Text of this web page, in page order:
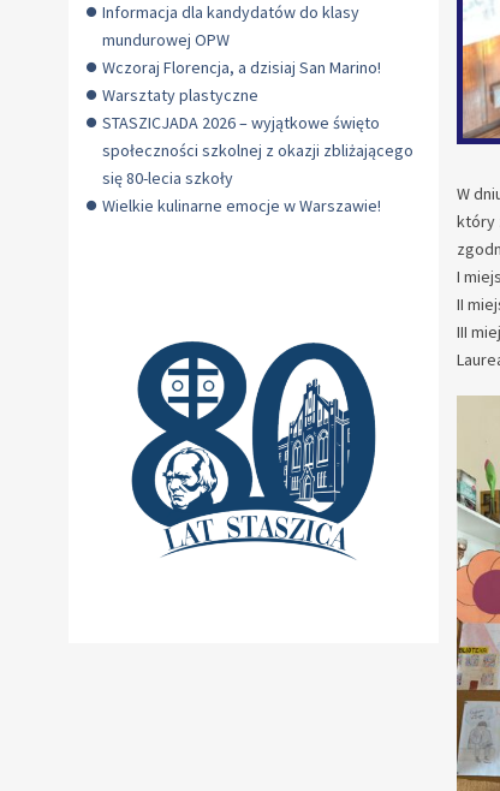
W
który
I
II
III
Informacja dla kandydatów do klasy
mundurowej OPW
Wczoraj Florencja, a dzisiaj San Marino!
Warsztaty plastyczne
STASZICJADA 2026 – wyjątkowe święto
społeczności szkolnej z okazji zbliżającego
się 80-lecia szkoły
Wielkie kulinarne emocje w Warszawie!